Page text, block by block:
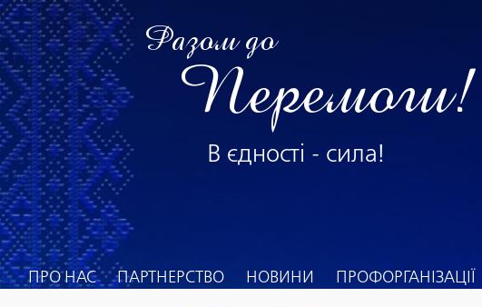
Разом до
Перемоги!
В єдності - сила!
ПРО НАС ПАРТНЕРСТВО НОВИНИ ПРОФОРГАНІЗАЦІЇ